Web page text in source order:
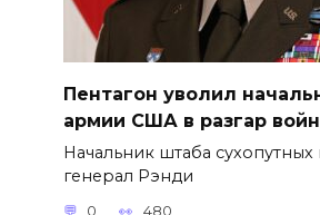
Пентагон уволил
армии США в разгар
Начальник штаба
генерал Рэнди
0 480